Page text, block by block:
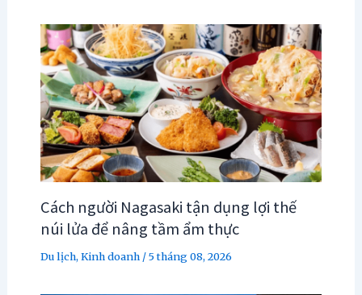
Cách người Nagasaki tận dụng lợi thế
núi lửa để nâng tầm ẩm thực
Du lịch, Kinh doanh/5 tháng 08, 2026